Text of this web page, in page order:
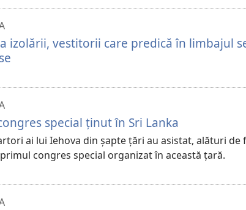
izolării, vestitorii care predică în limbajul
special ținut în Sri Lanka
ai lui Iehova din șapte țări au asistat, alături
congres special organizat în această țară.